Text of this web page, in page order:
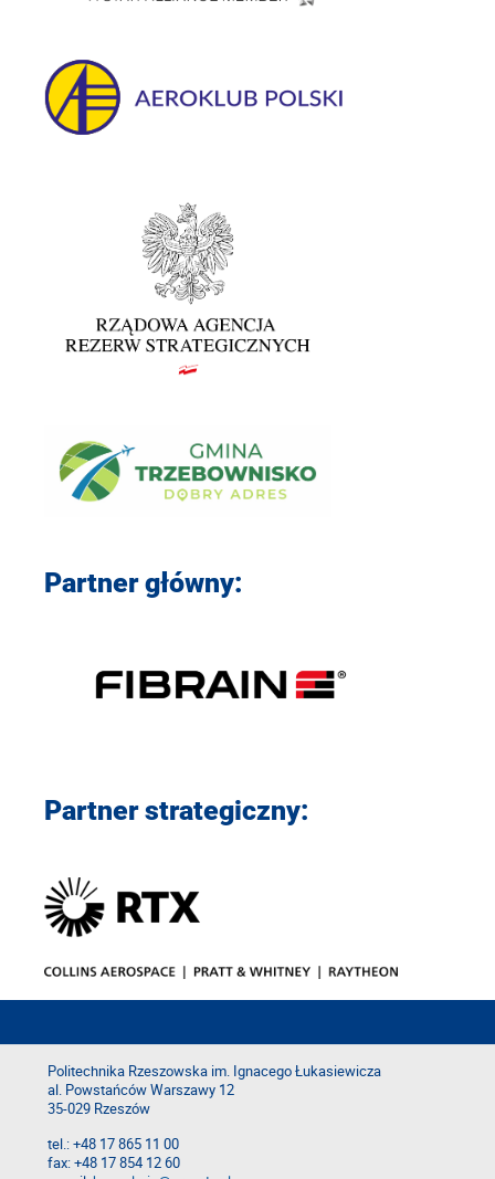
Partner główny:
Partner strategiczny:
Politechnika Rzeszowska im. Ignacego Łukasiewicza
al. Powstańców Warszawy 12
35-029 Rzeszów
tel.: +48 17 865 11 00
fax: +48 17 854 12 60